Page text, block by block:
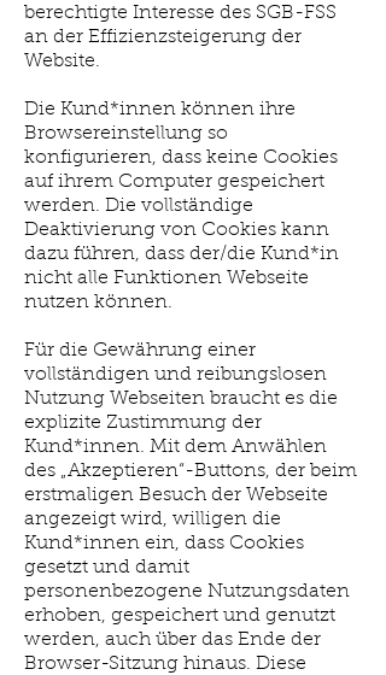
berechtigte Interesse des SGB-FSS
an der Effizienzsteigerung der
Website.
Die Kund*innen können ihre
Browsereinstellung so
konfigurieren, dass keine Cookies
auf ihrem Computer gespeichert
werden. Die vollständige
Deaktivierung von Cookies kann
dazu führen, dass der/die Kund*in
nicht alle Funktionen Webseite
nutzen können.
Für die Gewährung einer
vollständigen und reibungslosen
Nutzung Webseiten braucht es die
explizite Zustimmung der
Kund*innen. Mit dem Anwählen
des „Akzeptieren“-Buttons, der beim
erstmaligen Besuch der Webseite
angezeigt wird, willigen die
Kund*innen ein, dass Cookies
gesetzt und damit
personenbezogene Nutzungsdaten
erhoben, gespeichert und genutzt
werden, auch über das Ende der
Browser-Sitzung hinaus. Diese